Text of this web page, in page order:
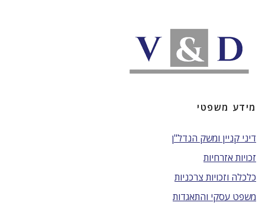
מידע משפטי
דיני קניין ומשק הנדל"ן
זכויות אזרחיות
כלכלה וזכויות צרכניות
משפט עסקי והתאגדות